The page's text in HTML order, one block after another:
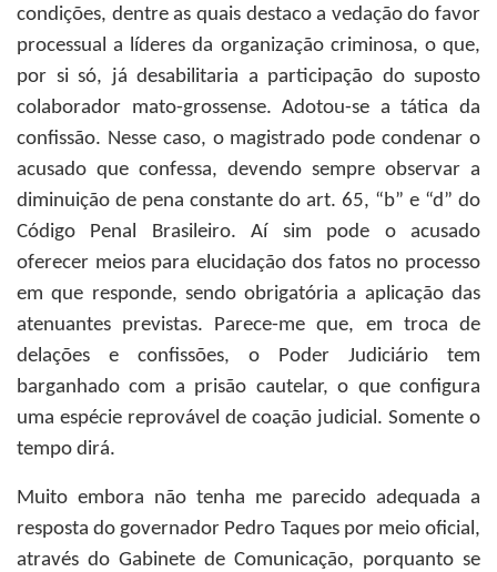
condições, dentre as quais destaco a vedação do favor
processual a líderes da organização criminosa, o que,
por si só, já desabilitaria a participação do suposto
colaborador mato-grossense. Adotou-se a tática da
confissão. Nesse caso, o magistrado pode condenar o
acusado que confessa, devendo sempre observar a
diminuição de pena constante do art. 65, “b” e “d” do
Código Penal Brasileiro. Aí sim pode o acusado
oferecer meios para elucidação dos fatos no processo
em que responde, sendo obrigatória a aplicação das
atenuantes previstas. Parece-me que, em troca de
delações e confissões, o Poder Judiciário tem
barganhado com a prisão cautelar, o que configura
uma espécie reprovável de coação judicial. Somente o
tempo dirá.
Muito embora não tenha me parecido adequada a
resposta do governador Pedro Taques por meio oficial,
através do Gabinete de Comunicação, porquanto se